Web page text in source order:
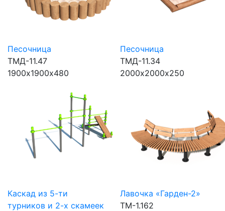
Песочница
ТМД-11.47
1900х1900х480
Песочница
ТМД-11.34
2000х2000х250
Каскад из 5-ти
турников и 2-х скамеек
Лавочка «Гарден-2»
ТМ-1.162